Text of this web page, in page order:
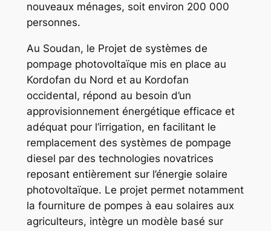
nouveaux ménages, soit environ 200 000
personnes.
Au Soudan, le Projet de systèmes de
pompage photovoltaïque mis en place au
Kordofan du Nord et au Kordofan
occidental, répond au besoin d’un
approvisionnement énergétique efficace et
adéquat pour l’irrigation, en facilitant le
remplacement des systèmes de pompage
diesel par des technologies novatrices
reposant entièrement sur l’énergie solaire
photovoltaïque. Le projet permet notamment
la fourniture de pompes à eau solaires aux
agriculteurs, intègre un modèle basé sur